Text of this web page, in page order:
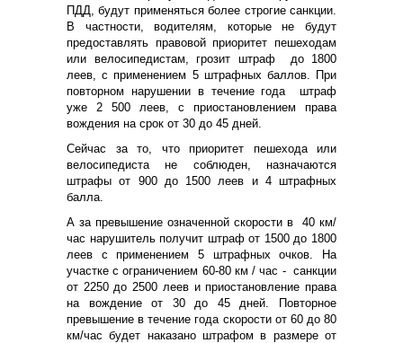
ПДД, будут применяться более строгие санкции.
В частности, водителям, которые не будут
предоставлять правовой приоритет пешеходам
или велосипедистам, грозит штраф до 1800
леев, с применением 5 штрафных баллов. При
повторном нарушении в течение года штраф
уже 2 500 леев, с приостановлением права
вождения на срок от 30 до 45 дней.
Сейчас за то, что приоритет пешехода или
велосипедиста не соблюден, назначаются
штрафы от 900 до 1500 леев и 4 штрафных
балла.
А за превышение означенной скорости в 40 км/
час нарушитель получит штраф от 1500 до 1800
леев с применением 5 штрафных очков. На
участке с ограничением 60-80 км / час - санкции
от 2250 до 2500 леев и приостановление права
на вождение от 30 до 45 дней. Повторное
превышение в течение года скорости от 60 до 80
км/час будет наказано штрафом в размере от